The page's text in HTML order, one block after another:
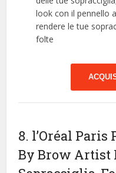
look con il pennello
rendere le tue
folte
8. l’Oréal Paris
By Brow Artist